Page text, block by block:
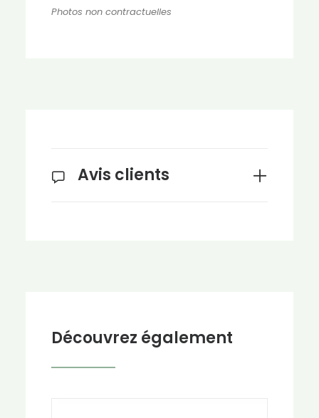
Photos non contractuelles
Avis clients
Découvrez également